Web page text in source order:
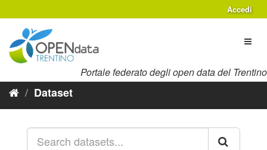
al
contenuto
Accedi
Portale federato degli open data del Trentino
Dataset